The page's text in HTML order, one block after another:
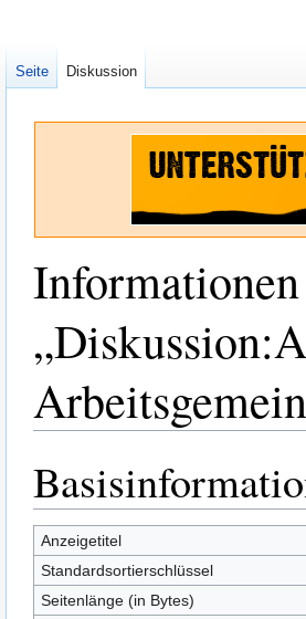
Navigation
springen
Suche
springen
Anzeigetitel
Standardsortierschlüssel
Seitenlänge (in Bytes)
Seite Diskussion